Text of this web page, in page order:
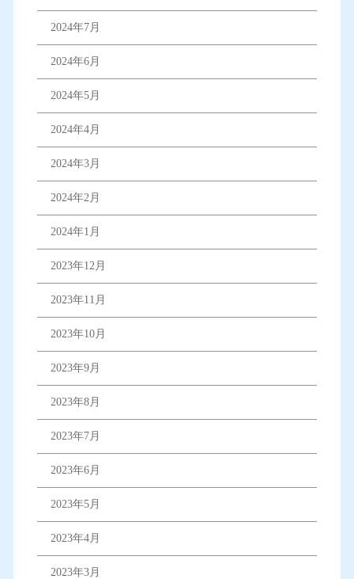
2024年7月
2024年6月
2024年5月
2024年4月
2024年3月
2024年2月
2024年1月
2023年12月
2023年11月
2023年10月
2023年9月
2023年8月
2023年7月
2023年6月
2023年5月
2023年4月
2023年3月